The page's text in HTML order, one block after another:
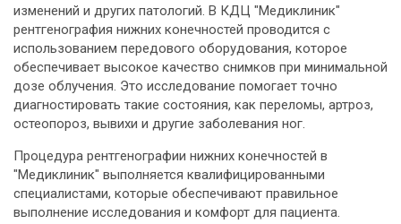
изменений и других патологий. В КДЦ "Медиклиник"
рентгенография нижних конечностей проводится с
использованием передового оборудования, которое
обеспечивает высокое качество снимков при минимальной
дозе облучения. Это исследование помогает точно
диагностировать такие состояния, как переломы, артроз,
остеопороз, вывихи и другие заболевания ног.
Процедура рентгенографии нижних конечностей в
"Медиклиник" выполняется квалифицированными
специалистами, которые обеспечивают правильное
выполнение исследования и комфорт для пациента.